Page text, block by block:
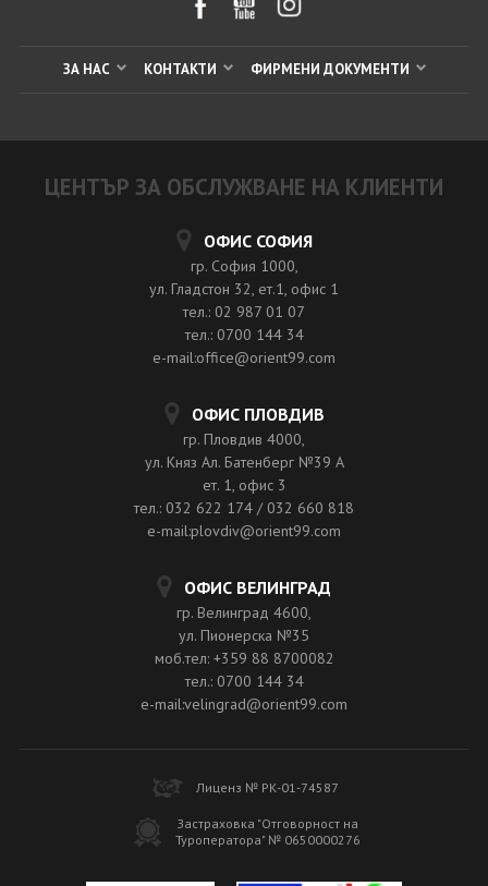
ЗА НАС КОНТАКТИ ФИРМЕНИ ДОКУМЕНТИ
ЦЕНТЪР ЗА ОБСЛУЖВАНЕ НА КЛИЕНТИ
ОФИС СОФИЯ
гр. София 1000,
ул. Гладстон 32, ет.1, офис 1
тел.: 02 987 01 07
тел.: 0700 144 34
e-mail:office@orient99.com
ОФИС ПЛОВДИВ
гр. Пловдив 4000,
ул. Княз Ал. Батенберг №39 A
ет. 1, офис 3
тел.: 032 622 174 / 032 660 818
e-mail:plovdiv@orient99.com
ОФИС ВЕЛИНГРАД
гр. Велинград 4600,
ул. Пионерска №35
моб.тел: +359 88 8700082
тел.: 0700 144 34
e-mail:velingrad@orient99.com
Лиценз № РК-01-74587
Застраховка "Отговорност на
Туроператора" № 0650000276